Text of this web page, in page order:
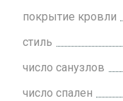
покрытие кровли
стиль
число санузлов
число спален